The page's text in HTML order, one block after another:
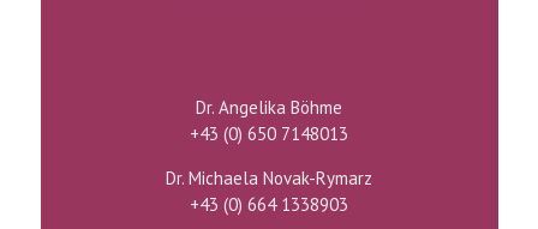
Dr. Angelika Böhme
+43 (0) 650 7148013
Dr. Michaela Novak-Rymarz
+43 (0) 664 1338903